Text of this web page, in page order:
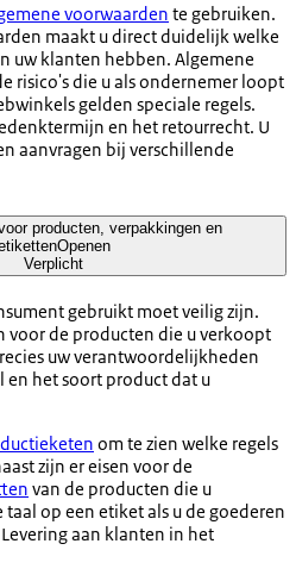
voorwaarden te gebruiken.
maakt u direct duidelijk welke
uw klanten hebben. Algemene
risico's die u als ondernemer loopt
gelden speciale regels.
en het retourrecht. U
aanvragen bij verschillende
producten, verpakkingen en
Openen
Verplicht
gebruikt moet veilig zijn.
voor de producten die u verkoopt
uw verantwoordelijkheden
en het soort product dat u
om te zien welke regels
zijn er eisen voor de
van de producten die u
op een etiket als u de goederen
aan klanten in het